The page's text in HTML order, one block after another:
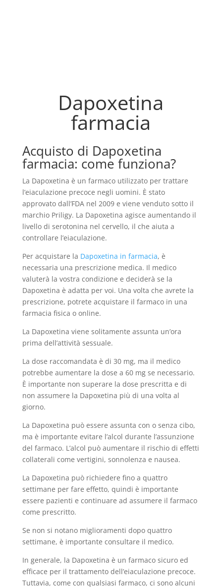
Dapoxetina
farmacia
Acquisto di Dapoxetina
farmacia: come funziona?
La Dapoxetina è un farmaco utilizzato per trattare
l’eiaculazione precoce negli uomini. È stato
approvato dall’FDA nel 2009 e viene venduto sotto il
marchio Priligy. La Dapoxetina agisce aumentando il
livello di serotonina nel cervello, il che aiuta a
controllare l’eiaculazione.
Per acquistare la Dapoxetina in farmacia, è
necessaria una prescrizione medica. Il medico
valuterà la vostra condizione e deciderà se la
Dapoxetina è adatta per voi. Una volta che avrete la
prescrizione, potrete acquistare il farmaco in una
farmacia fisica o online.
La Dapoxetina viene solitamente assunta un’ora
prima dell’attività sessuale.
La dose raccomandata è di 30 mg, ma il medico
potrebbe aumentare la dose a 60 mg se necessario.
È importante non superare la dose prescritta e di
non assumere la Dapoxetina più di una volta al
giorno.
La Dapoxetina può essere assunta con o senza cibo,
ma è importante evitare l’alcol durante l’assunzione
del farmaco. L’alcol può aumentare il rischio di effetti
collaterali come vertigini, sonnolenza e nausea.
La Dapoxetina può richiedere fino a quattro
settimane per fare effetto, quindi è importante
essere pazienti e continuare ad assumere il farmaco
come prescritto.
Se non si notano miglioramenti dopo quattro
settimane, è importante consultare il medico.
In generale, la Dapoxetina è un farmaco sicuro ed
efficace per il trattamento dell’eiaculazione precoce.
Tuttavia, come con qualsiasi farmaco, ci sono alcuni